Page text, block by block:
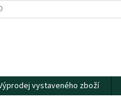
ÚDAJŮ
vystaveného zboží